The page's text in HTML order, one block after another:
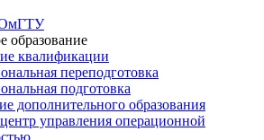
образование
квалификации
переподготовка
подготовка
дополнительного образования
управления операционной